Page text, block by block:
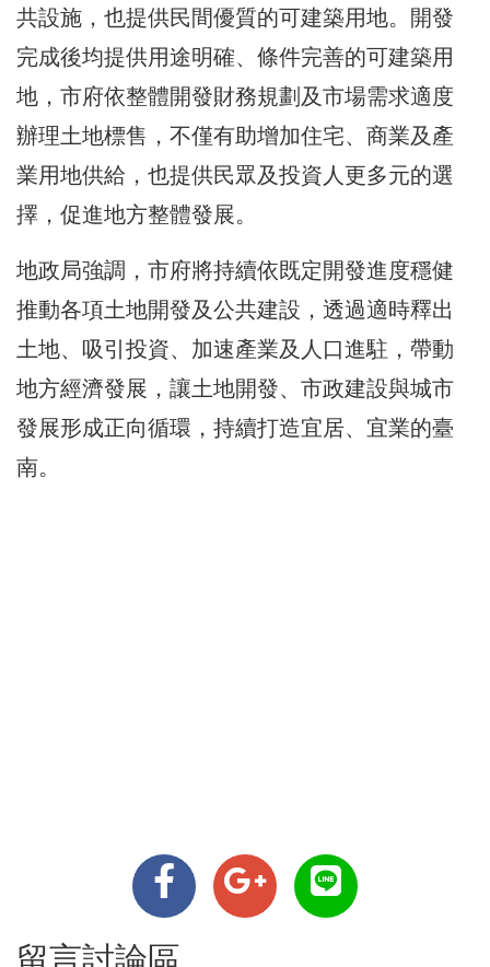
共設施，也提供民間優質的可建築用地。開發
完成後均提供用途明確、條件完善的可建築用
地，市府依整體開發財務規劃及市場需求適度
辦理土地標售，不僅有助增加住宅、商業及產
業用地供給，也提供民眾及投資人更多元的選
擇，促進地方整體發展。
地政局強調，市府將持續依既定開發進度穩健
推動各項土地開發及公共建設，透過適時釋出
土地、吸引投資、加速產業及人口進駐，帶動
地方經濟發展，讓土地開發、市政建設與城市
發展形成正向循環，持續打造宜居、宜業的臺
南。
留言討論區